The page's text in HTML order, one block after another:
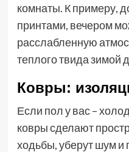
комнаты. К примеру,
принтами, вечером
расслабленную
теплого твида зимой
Ковры:
Если пол у вас –
ковры сделают
ходьбы, уберут шум и